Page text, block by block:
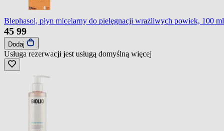
Blephasol, płyn micelarny do pielęgnacji wrażliwych powiek, 100 ml
45 99
Dodaj
Usługa rezerwacji jest usługą domyślną więcej